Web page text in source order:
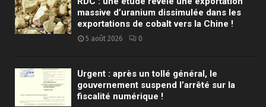
massive d’uranium dissimulée dans les
exportations de cobalt vers la Chine !
5 août 2026 0
Urgent : après un tollé général, le
gouvernement suspend l’arrêté sur la
fiscalité numérique !